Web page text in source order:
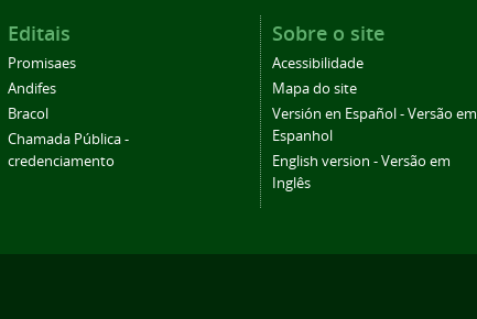
Editais
Promisaes
Andifes
Bracol
Chamada Pública -
credenciamento
Sobre o site
Acessibilidade
Mapa do site
Versión en Español - Versão em
Espanhol
English version - Versão em
Inglês